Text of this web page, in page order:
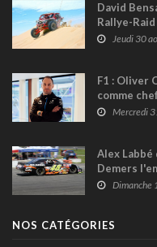
David
Rallye-
Jeudi 30
F1 : Oliver
comme
estivale
Mercredi
Alex Labbé
Demers
Dimanche
NOS CATÉGORIES